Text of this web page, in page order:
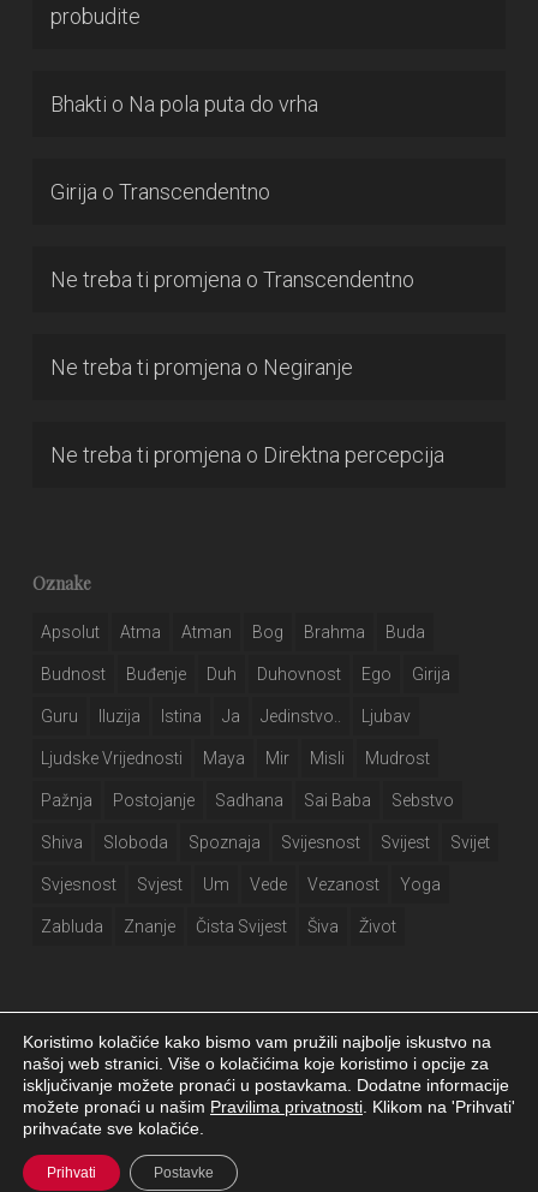
probudite
Bhakti o Na pola puta do vrha
Girija o Transcendentno
Ne treba ti promjena o Transcendentno
Ne treba ti promjena o Negiranje
Ne treba ti promjena o Direktna percepcija
Oznake
Apsolut Atma Atman Bog Brahma Buda
Budnost Buđenje Duh Duhovnost Ego Girija
Guru Iluzija Istina Ja Jedinstvo.. Ljubav
Ljudske Vrijednosti Maya Mir Misli Mudrost
Pažnja Postojanje Sadhana Sai Baba Sebstvo
Shiva Sloboda Spoznaja Svijesnost Svijest Svijet
Svjesnost Svjest Um Vede Vezanost Yoga
Zabluda Znanje Čista Svijest Šiva Život
Girija.info 2026 |Izjava o privatnosti|Postavke kolačića|Izrada web
stranice
facebook
Koristimo kolačiće kako bismo vam pružili najbolje iskustvo na
našoj web stranici. Više o kolačićima koje koristimo i opcije za
isključivanje možete pronaći u postavkama. Dodatne informacije
možete pronaći u našim Pravilima privatnosti . Klikom na 'Prihvati'
prihvaćate sve kolačiće.
Prihvati Postavke